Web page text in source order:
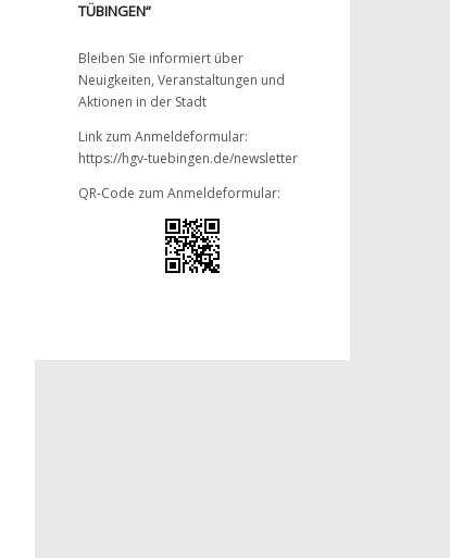
TÜBINGEN“
Bleiben Sie informiert über
Neuigkeiten, Veranstaltungen und
Aktionen in der Stadt
Link zum Anmeldeformular:
https://hgv-tuebingen.de/newsletter
QR-Code zum Anmeldeformular: